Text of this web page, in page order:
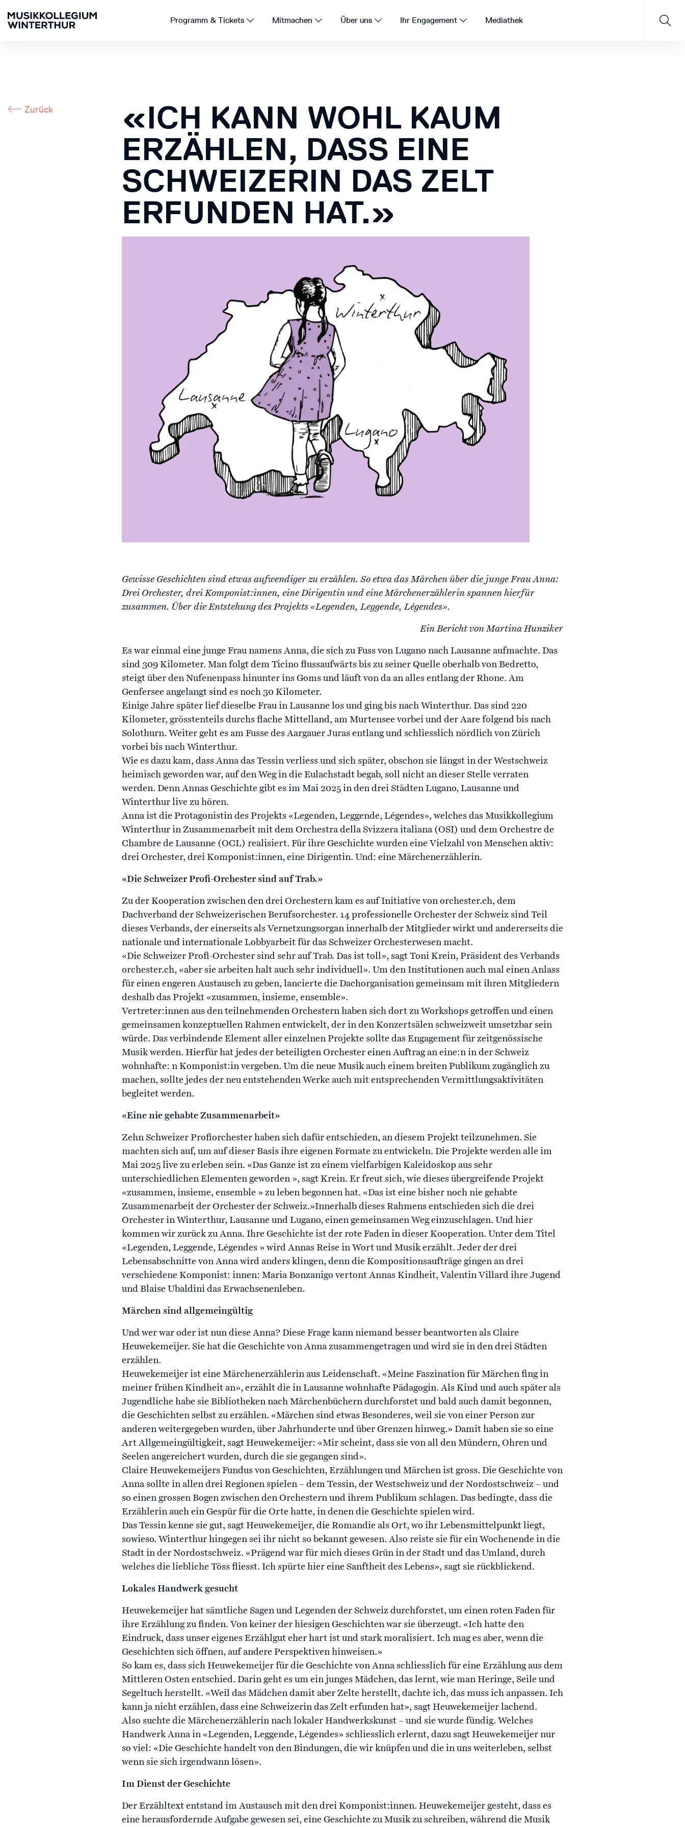
Programm & Tickets Mitmachen Über uns Ihr Engagement Mediathek
Zurück
«ICH KANN WOHL KAUM
ERZÄHLEN, DASS EINE
SCHWEIZERIN DAS ZELT
ERFUNDEN HAT.»
Gewisse Geschichten sind etwas aufwendiger zu erzählen. So etwa das Märchen über die junge Frau Anna:
Drei Orchester, drei Komponist:innen, eine Dirigentin und eine Märchenerzählerin spannen hierfür
zusammen. Über die Entstehung des Projekts «Legenden, Leggende, Légendes».
Ein Bericht von Martina Hunziker
Es war einmal eine junge Frau namens Anna, die sich zu Fuss von Lugano nach Lausanne aufmachte. Das
sind 309 Kilometer. Man folgt dem Ticino flussaufwärts bis zu seiner Quelle oberhalb von Bedretto,
steigt über den Nufenenpass hinunter ins Goms und läuft von da an alles entlang der Rhone. Am
Genfersee angelangt sind es noch 30 Kilometer.
Einige Jahre später lief dieselbe Frau in Lausanne los und ging bis nach Winterthur. Das sind 220
Kilometer, grösstenteils durchs flache Mittelland, am Murtensee vorbei und der Aare folgend bis nach
Solothurn. Weiter geht es am Fusse des Aargauer Juras entlang und schliesslich nördlich von Zürich
vorbei bis nach Winterthur.
Wie es dazu kam, dass Anna das Tessin verliess und sich später, obschon sie längst in der Westschweiz
heimisch geworden war, auf den Weg in die Eulachstadt begab, soll nicht an dieser Stelle verraten
werden. Denn Annas Geschichte gibt es im Mai 2025 in den drei Städten Lugano, Lausanne und
Winterthur live zu hören.
Anna ist die Protagonistin des Projekts «Legenden, Leggende, Légendes», welches das Musikkollegium
Winterthur in Zusammenarbeit mit dem Orchestra della Svizzera italiana (OSI) und dem Orchestre de
Chambre de Lausanne (OCL) realisiert. Für ihre Geschichte wurden eine Vielzahl von Menschen aktiv:
drei Orchester, drei Komponist:innen, eine Dirigentin. Und: eine Märchenerzählerin.
«Die Schweizer Profi-Orchester sind auf Trab.»
Zu der Kooperation zwischen den drei Orchestern kam es auf Initiative von orchester.ch, dem
Dachverband der Schweizerischen Berufsorchester. 14 professionelle Orchester der Schweiz sind Teil
dieses Verbands, der einerseits als Vernetzungsorgan innerhalb der Mitglieder wirkt und andererseits die
nationale und internationale Lobbyarbeit für das Schweizer Orchesterwesen macht.
«Die Schweizer Profi-Orchester sind sehr auf Trab. Das ist toll», sagt Toni Krein, Präsident des Verbands
orchester.ch, «aber sie arbeiten halt auch sehr individuell». Um den Institutionen auch mal einen Anlass
für einen engeren Austausch zu geben, lancierte die Dachorganisation gemeinsam mit ihren Mitgliedern
deshalb das Projekt «zusammen, insieme, ensemble».
Vertreter:innen aus den teilnehmenden Orchestern haben sich dort zu Workshops getroffen und einen
gemeinsamen konzeptuellen Rahmen entwickelt, der in den Konzertsälen schweizweit umsetzbar sein
würde. Das verbindende Element aller einzelnen Projekte sollte das Engagement für zeitgenössische
Musik werden. Hierfür hat jedes der beteiligten Orchester einen Auftrag an eine:n in der Schweiz
wohnhafte: n Komponist:in vergeben. Um die neue Musik auch einem breiten Publikum zugänglich zu
machen, sollte jedes der neu entstehenden Werke auch mit entsprechenden Vermittlungsaktivitäten
begleitet werden.
«Eine nie gehabte Zusammenarbeit»
Zehn Schweizer Profiorchester haben sich dafür entschieden, an diesem Projekt teilzunehmen. Sie
machten sich auf, um auf dieser Basis ihre eigenen Formate zu entwickeln. Die Projekte werden alle im
Mai 2025 live zu erleben sein. «Das Ganze ist zu einem vielfarbigen Kaleidoskop aus sehr
unterschiedlichen Elementen geworden », sagt Krein. Er freut sich, wie dieses übergreifende Projekt
«zusammen, insieme, ensemble » zu leben begonnen hat. «Das ist eine bisher noch nie gehabte
Zusammenarbeit der Orchester der Schweiz.»Innerhalb dieses Rahmens entschieden sich die drei
Orchester in Winterthur, Lausanne und Lugano, einen gemeinsamen Weg einzuschlagen. Und hier
kommen wir zurück zu Anna. Ihre Geschichte ist der rote Faden in dieser Kooperation. Unter dem Titel
«Legenden, Leggende, Légendes » wird Annas Reise in Wort und Musik erzählt. Jeder der drei
Lebensabschnitte von Anna wird anders klingen, denn die Kompositionsaufträge gingen an drei
verschiedene Komponist: innen: Maria Bonzanigo vertont Annas Kindheit, Valentin Villard ihre Jugend
und Blaise Ubaldini das Erwachsenenleben.
Märchen sind allgemeingültig
Und wer war oder ist nun diese Anna? Diese Frage kann niemand besser beantworten als Claire
Heuwekemeijer. Sie hat die Geschichte von Anna zusammengetragen und wird sie in den drei Städten
erzählen.
Heuwekemeijer ist eine Märchenerzählerin aus Leidenschaft. «Meine Faszination für Märchen fing in
meiner frühen Kindheit an», erzählt die in Lausanne wohnhafte Pädagogin. Als Kind und auch später als
Jugendliche habe sie Bibliotheken nach Märchenbüchern durchforstet und bald auch damit begonnen,
die Geschichten selbst zu erzählen. «Märchen sind etwas Besonderes, weil sie von einer Person zur
anderen weitergegeben wurden, über Jahrhunderte und über Grenzen hinweg.» Damit haben sie so eine
Art Allgemeingültigkeit, sagt Heuwekemeijer: «Mir scheint, dass sie von all den Mündern, Ohren und
Seelen angereichert wurden, durch die sie gegangen sind».
Claire Heuwekemeijers Fundus von Geschichten, Erzählungen und Märchen ist gross. Die Geschichte von
Anna sollte in allen drei Regionen spielen – dem Tessin, der Westschweiz und der Nordostschweiz – und
so einen grossen Bogen zwischen den Orchestern und ihrem Publikum schlagen. Das bedingte, dass die
Erzählerin auch ein Gespür für die Orte hatte, in denen die Geschichte spielen wird.
Das Tessin kenne sie gut, sagt Heuwekemeijer, die Romandie als Ort, wo ihr Lebensmittelpunkt liegt,
sowieso. Winterthur hingegen sei ihr nicht so bekannt gewesen. Also reiste sie für ein Wochenende in die
Stadt in der Nordostschweiz. «Prägend war für mich dieses Grün in der Stadt und das Umland, durch
welches die liebliche Töss fliesst. Ich spürte hier eine Sanftheit des Lebens», sagt sie rückblickend.
Lokales Handwerk gesucht
Heuwekemeijer hat sämtliche Sagen und Legenden der Schweiz durchforstet, um einen roten Faden für
ihre Erzählung zu finden. Von keiner der hiesigen Geschichten war sie überzeugt. «Ich hatte den
Eindruck, dass unser eigenes Erzählgut eher hart ist und stark moralisiert. Ich mag es aber, wenn die
Geschichten sich öffnen, auf andere Perspektiven hinweisen.»
So kam es, dass sich Heuwekemeijer für die Geschichte von Anna schliesslich für eine Erzählung aus dem
Mittleren Osten entschied. Darin geht es um ein junges Mädchen, das lernt, wie man Heringe, Seile und
Segeltuch herstellt. «Weil das Mädchen damit aber Zelte herstellt, dachte ich, das muss ich anpassen. Ich
kann ja nicht erzählen, dass eine Schweizerin das Zelt erfunden hat», sagt Heuwekemeijer lachend.
Also suchte die Märchenerzählerin nach lokaler Handwerkskunst – und sie wurde fündig. Welches
Handwerk Anna in «Legenden, Leggende, Légendes» schliesslich erlernt, dazu sagt Heuwekemeijer nur
so viel: «Die Geschichte handelt von den Bindungen, die wir knüpfen und die in uns weiterleben, selbst
wenn sie sich irgendwann lösen».
Im Dienst der Geschichte
Der Erzähltext entstand im Austausch mit den drei Komponist:innen. Heuwekemeijer gesteht, dass es
eine herausfordernde Aufgabe gewesen sei, eine Geschichte zu Musik zu schreiben, während die Musik